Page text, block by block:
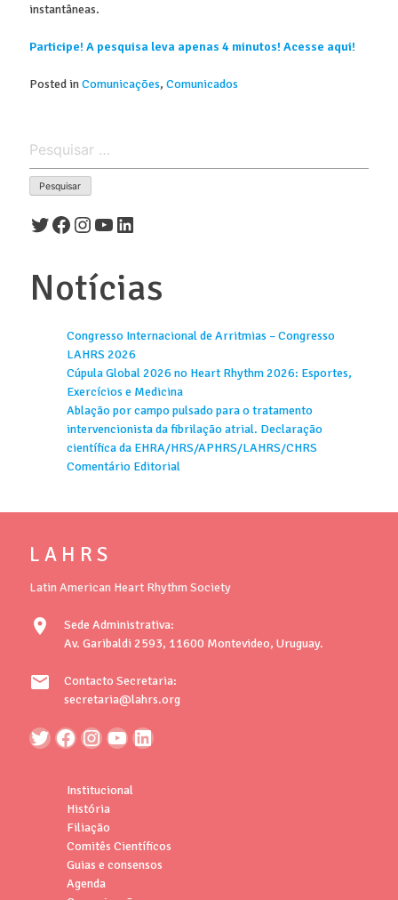
instantâneas.
Participe! A pesquisa leva apenas 4 minutos! Acesse aqui!
Posted inComunicações, Comunicados
por:
Twitter
Facebook
Instagram
Youtube
LinkedIn
Notícias
Congresso Internacional de Arritmias – Congresso
LAHRS 2026
Cúpula Global 2026 no Heart Rhythm 2026: Esportes,
Exercícios e Medicina
Ablação por campo pulsado para o tratamento
intervencionista da fibrilação atrial. Declaração
científica da EHRA/HRS/APHRS/LAHRS/CHRS
Comentário Editorial
L A H R S
Latin American Heart Rhythm Society
location_on
Sede Administrativa:
Av. Garibaldi 2593, 11600 Montevideo, Uruguay.
mail
Contacto Secretaria:
secretaria@lahrs.org
Institucional
História
Filiação
Comitês Científicos
Guias e consensos
Agenda